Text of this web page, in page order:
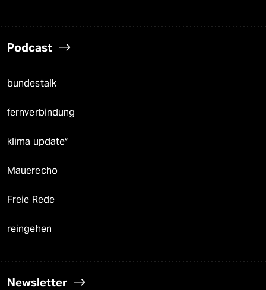
Podcast
bundestalk
fernverbindung
klima update°
Mauerecho
Freie Rede
reingehen
Newsletter